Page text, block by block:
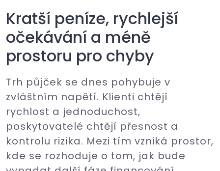
Kratší peníze, rychlejší
očekávání a méně
prostoru pro chyby
Trh půjček se dnes pohybuje v
zvláštním napětí. Klienti chtějí
rychlost a jednoduchost,
poskytovatelé chtějí přesnost a
kontrolu rizika. Mezi tím vzniká prostor,
kde se rozhoduje o tom, jak bude